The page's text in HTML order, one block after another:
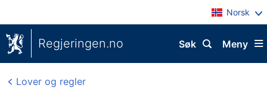
Norsk
Regjeringen.no Meny
Søk
Lover og regler